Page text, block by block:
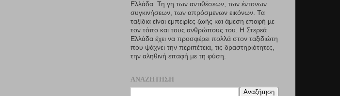
Ελλάδα. Τη γη των αντιθέσεων, των έντονων
συγκινήσεων, των απρόσμενων εικόνων. Τα
ταξίδια είναι εμπειρίες ζωής και άμεση επαφή µε
τον τόπο και τους ανθρώπους του. Η Στερεά
Ελλάδα έχει να προσφέρει πολλά στον ταξιδιώτη
που ψάχνει την περιπέτεια, τις δραστηριότητες,
την αληθινή επαφή µε τη φύση.
ΑΝΑΖΉΤΗΣΗ